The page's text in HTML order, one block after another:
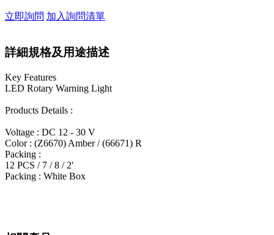
立即詢問 加入詢問清單
詳細規格及用途描述
Key Features
LED Rotary Warning Light
Products Details :
Voltage : DC 12 - 30 V
Color : (Z6670) Amber / (66671) R
Packing :
12 PCS / 7 / 8 / 2'
Packing : White Box